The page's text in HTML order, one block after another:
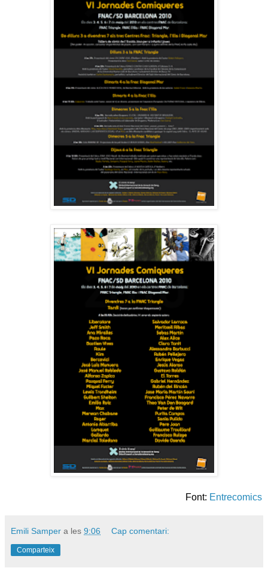
Font: Entrecomics
Emili Samper a les 9:06 Cap comentari:
Comparteix